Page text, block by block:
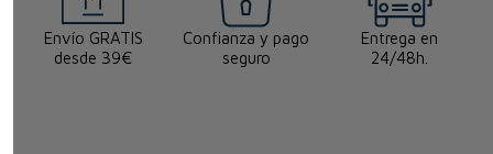
Envío GRATIS
desde 39€
Confianza y pago
seguro
Entrega en
24/48h.